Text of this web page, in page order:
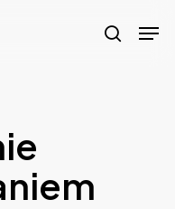
search